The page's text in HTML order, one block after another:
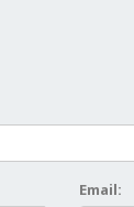
Email: